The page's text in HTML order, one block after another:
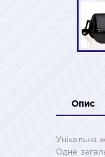
Опис
Унікальна
Одне